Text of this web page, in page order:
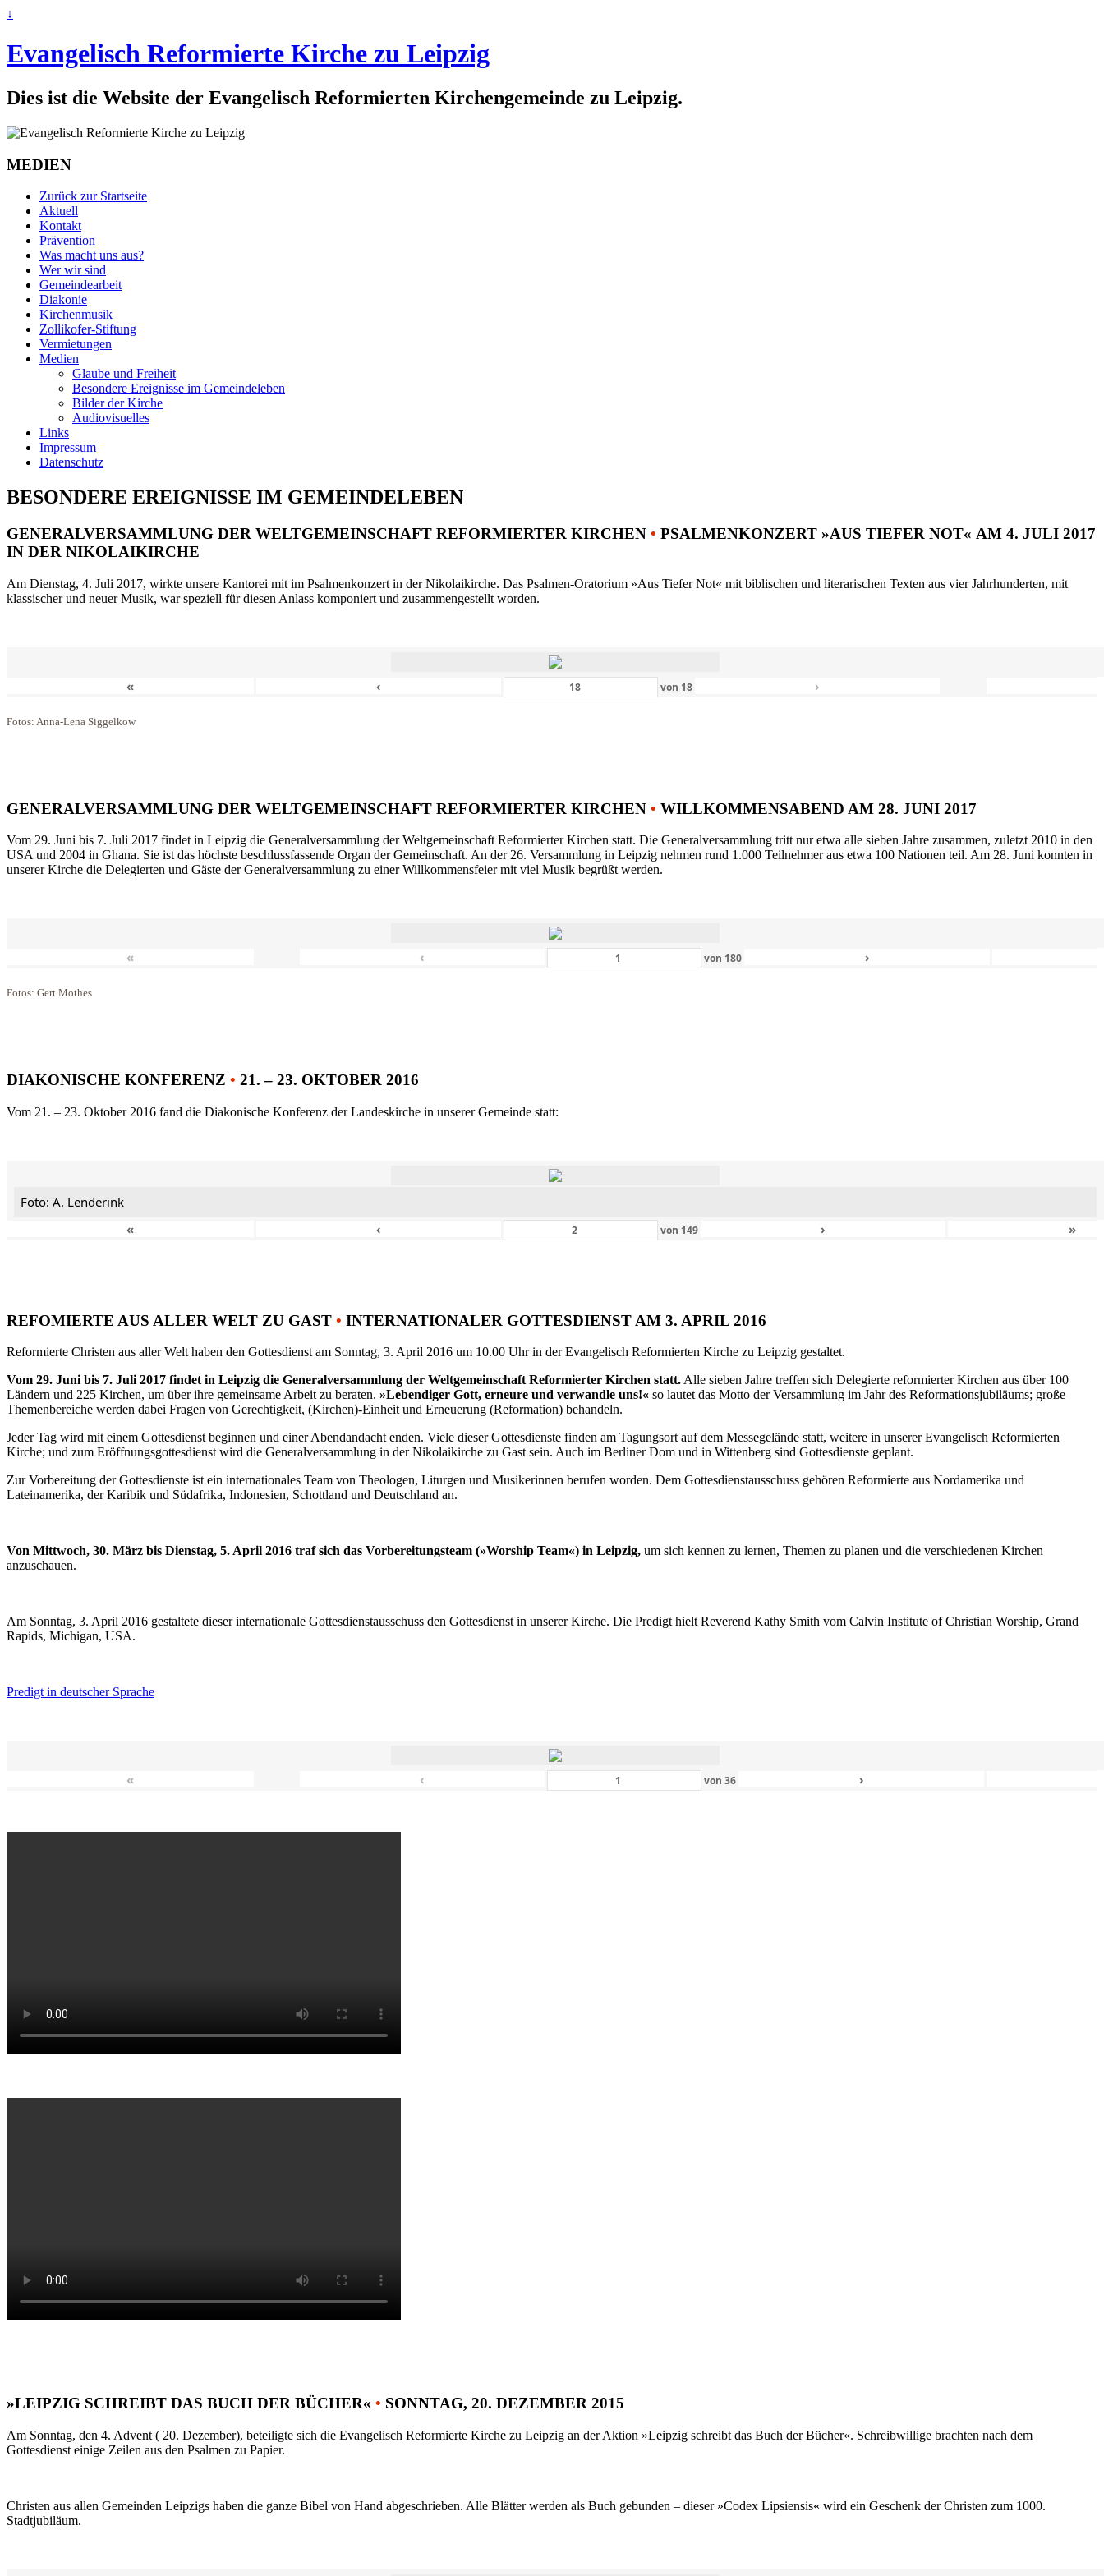
↓
Evangelisch Reformierte Kirche zu Leipzig
Dies ist die Website der Evangelisch Reformierten Kirchengemeinde zu Leipzig.
MEDIEN
Zurück zur Startseite
Aktuell
Kontakt
Prävention
Was macht uns aus?
Wer wir sind
Gemeindearbeit
Diakonie
Kirchenmusik
Zollikofer-Stiftung
Vermietungen
Medien
Glaube und Freiheit
Besondere Ereignisse im Gemeindeleben
Bilder der Kirche
Audiovisuelles
Links
Impressum
Datenschutz
BESONDERE EREIGNISSE IM GEMEINDELEBEN
GENERALVERSAMMLUNG DER WELTGEMEINSCHAFT REFORMIERTER KIRCHEN • PSALMENKONZERT »AUS TIEFER NOT« AM 4. JULI 2017
IN DER NIKOLAIKIRCHE
Am Dienstag, 4. Juli 2017, wirkte unsere Kantorei mit im Psalmenkonzert in der Nikolaikirche. Das Psalmen-Oratorium »Aus Tiefer Not« mit biblischen und literarischen Texten aus vier Jahrhunderten, mit
klassischer und neuer Musik, war speziell für diesen Anlass komponiert und zusammengestellt worden.
« ‹ von 18 ›
Fotos: Anna-Lena Siggelkow
GENERALVERSAMMLUNG DER WELTGEMEINSCHAFT REFORMIERTER KIRCHEN • WILLKOMMENSABEND AM 28. JUNI 2017
Vom 29. Juni bis 7. Juli 2017 findet in Leipzig die Generalversammlung der Weltgemeinschaft Reformierter Kirchen statt. Die Generalversammlung tritt nur etwa alle sieben Jahre zusammen, zuletzt 2010 in den
USA und 2004 in Ghana. Sie ist das höchste beschlussfassende Organ der Gemeinschaft. An der 26. Versammlung in Leipzig nehmen rund 1.000 Teilnehmer aus etwa 100 Nationen teil. Am 28. Juni konnten in
unserer Kirche die Delegierten und Gäste der Generalversammlung zu einer Willkommensfeier mit viel Musik begrüßt werden.
« ‹ von 180 ›
Fotos: Gert Mothes
DIAKONISCHE KONFERENZ • 21. – 23. OKTOBER 2016
Vom 21. – 23. Oktober 2016 fand die Diakonische Konferenz der Landeskirche in unserer Gemeinde statt:
Foto: A. Lenderink
«
‹ von 149 › »
REFOMIERTE AUS ALLER WELT ZU GAST • INTERNATIONALER GOTTESDIENST AM 3. APRIL 2016
Reformierte Christen aus aller Welt haben den Gottesdienst am Sonntag, 3. April 2016 um 10.00 Uhr in der Evangelisch Reformierten Kirche zu Leipzig gestaltet.
Vom 29. Juni bis 7. Juli 2017 findet in Leipzig die Generalversammlung der Weltgemeinschaft Reformierter Kirchen statt.Alle sieben Jahre treffen sich Delegierte reformierter Kirchen aus über 100
Ländern und 225 Kirchen, um über ihre gemeinsame Arbeit zu beraten. »Lebendiger Gott, erneure und verwandle uns!« so lautet das Motto der Versammlung im Jahr des Reformationsjubiläums; große
Themenbereiche werden dabei Fragen von Gerechtigkeit, (Kirchen)-Einheit und Erneuerung (Reformation) behandeln.
Jeder Tag wird mit einem Gottesdienst beginnen und einer Abendandacht enden. Viele dieser Gottesdienste finden am Tagungsort auf dem Messegelände statt, weitere in unserer Evangelisch Reformierten
Kirche; und zum Eröffnungsgottesdienst wird die Generalversammlung in der Nikolaikirche zu Gast sein. Auch im Berliner Dom und in Wittenberg sind Gottesdienste geplant.
Zur Vorbereitung der Gottesdienste ist ein internationales Team von Theologen, Liturgen und Musikerinnen berufen worden. Dem Gottesdienstausschuss gehören Reformierte aus Nordamerika und
Lateinamerika, der Karibik und Südafrika, Indonesien, Schottland und Deutschland an.
Von Mittwoch, 30. März bis Dienstag, 5. April 2016 traf sich das Vorbereitungsteam (»Worship Team«) in Leipzig, um sich kennen zu lernen, Themen zu planen und die verschiedenen Kirchen
anzuschauen.
Am Sonntag, 3. April 2016 gestaltete dieser internationale Gottesdienstausschuss den Gottesdienst in unserer Kirche. Die Predigt hielt Reverend Kathy Smith vom Calvin Institute of Christian Worship, Grand
Rapids, Michigan, USA.
Predigt in deutscher Sprache
« ‹ von36 ›
»LEIPZIG SCHREIBT DAS BUCH DER BÜCHER« • SONNTAG, 20. DEZEMBER 2015
Am Sonntag, den 4. Advent ( 20. Dezember), beteiligte sich die Evangelisch Reformierte Kirche zu Leipzig an der Aktion »Leipzig schreibt das Buch der Bücher«. Schreibwillige brachten nach dem
Gottesdienst einige Zeilen aus den Psalmen zu Papier.
Christen aus allen Gemeinden Leipzigs haben die ganze Bibel von Hand abgeschrieben. Alle Blätter werden als Buch gebunden – dieser »Codex Lipsiensis« wird ein Geschenk der Christen zum 1000.
Stadtjubiläum.